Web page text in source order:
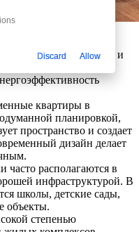
технологий и
квартиры в
планировкой,
пространство и создает
дизайн делает
часто располагаются в
инфраструктурой. В
школы, детские сады,
объекты.
степенью
Discard Allow